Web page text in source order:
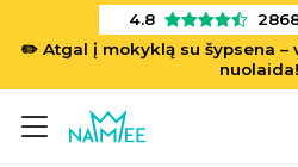
✏️ Atgal į mokyklą su šypsena –
4.8